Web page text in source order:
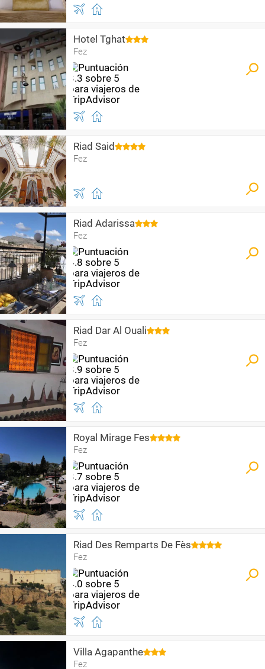
Hotel Tghat
Fez
Riad Said
Fez
Riad Adarissa
Fez
Riad Dar Al Ouali
Fez
Royal Mirage Fes
Fez
Riad Des Remparts De Fès
Fez
Villa Agapanthe
Fez